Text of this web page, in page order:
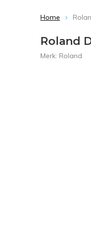
Home
Roland
Merk: Roland